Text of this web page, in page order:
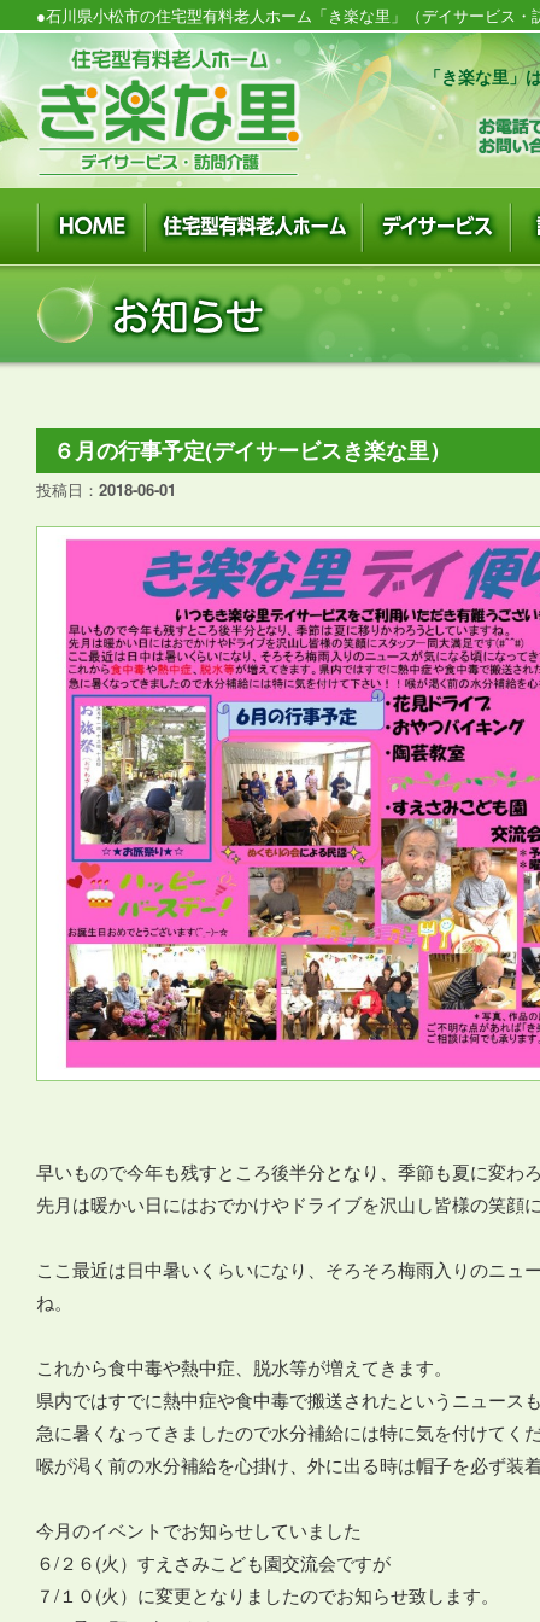
●石川県小松市の住宅型有料老人ホーム「き楽な里」（デイサービス
「き楽な里」
６月の行事予定(デイサービスき楽な里）
投稿日： 2018-06-01
早いもので今年も残すところ後半分となり、季節も夏に変わ
先月は暖かい日にはおでかけやドライブを沢山し皆様の笑顔
ここ最近は日中暑いくらいになり、そろそろ梅雨入りのニュ
ね。
これから食中毒や熱中症、脱水等が増えてきます。
県内ではすでに熱中症や食中毒で搬送されたというニュース
急に暑くなってきましたので水分補給には特に気を付けてく
喉が渇く前の水分補給を心掛け、外に出る時は帽子を必ず装
今月のイベントでお知らせしていました
６/２６(火）すえさみこども園交流会ですが
７/１０(火）に変更となりましたのでお知らせ致します。